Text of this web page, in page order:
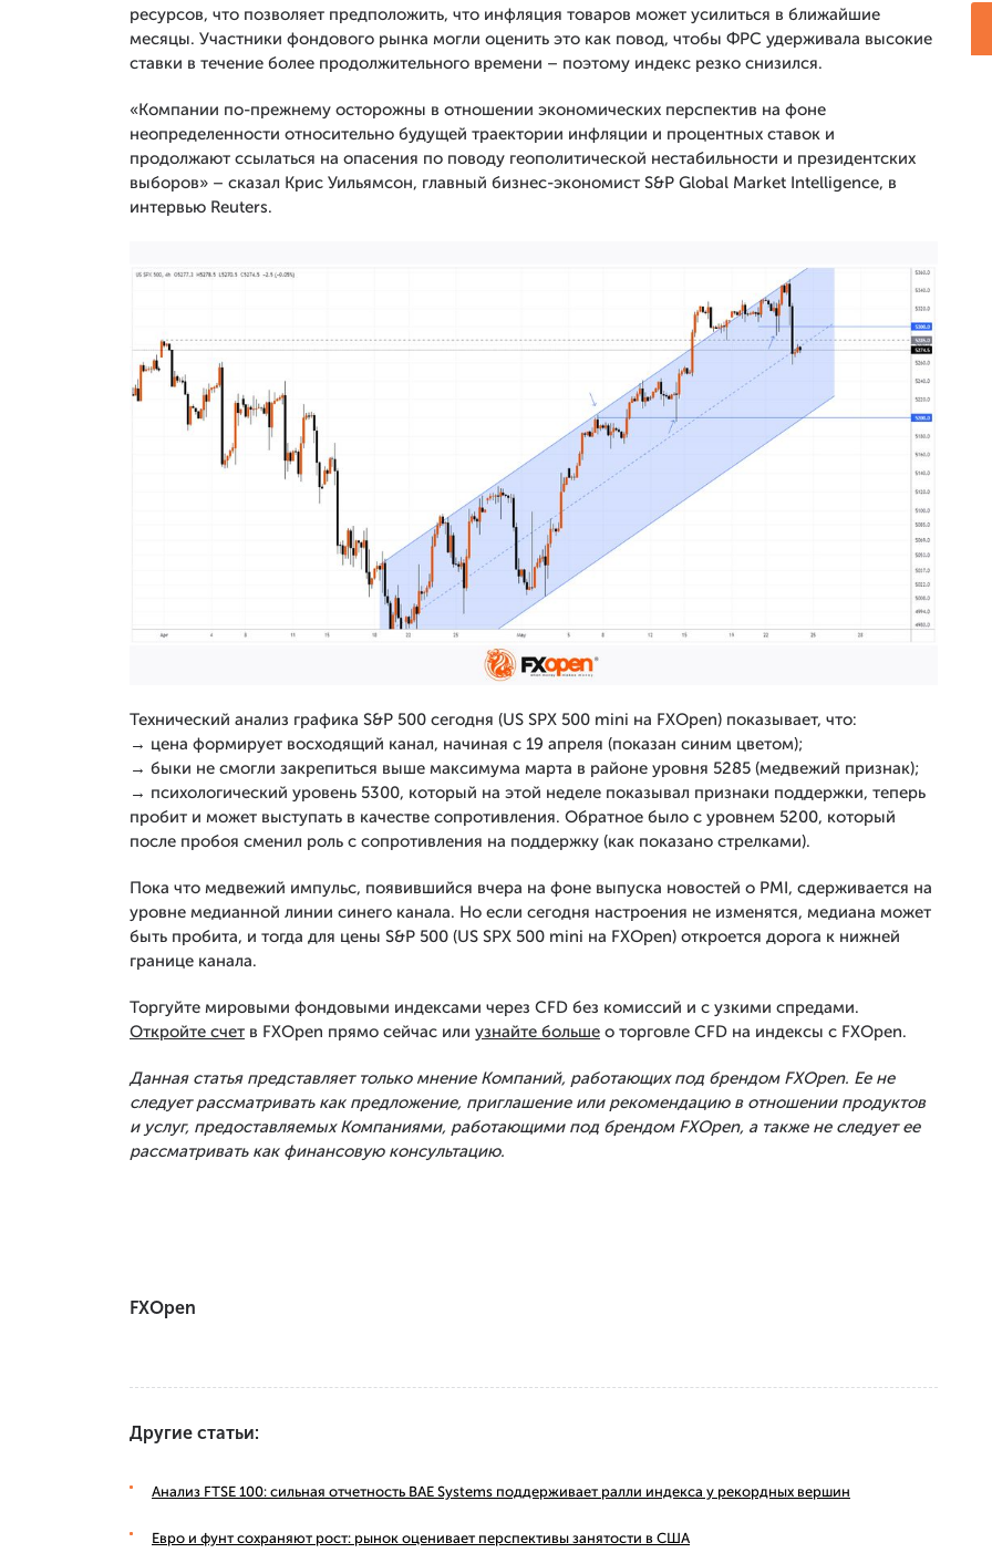
ресурсов, что позволяет предположить, что инфляция товаров может усилиться в ближайшие
месяцы. Участники фондового рынка могли оценить это как повод, чтобы ФРС удерживала высокие
ставки в течение более продолжительного времени – поэтому индекс резко снизился.
«Компании по-прежнему осторожны в отношении экономических перспектив на фоне
неопределенности относительно будущей траектории инфляции и процентных ставок и
продолжают ссылаться на опасения по поводу геополитической нестабильности и президентских
выборов» – сказал Крис Уильямсон, главный бизнес-экономист S&P Global Market Intelligence, в
интервью Reuters.
Технический анализ графика S&P 500 сегодня (US SPX 500 mini на FXOpen) показывает, что:
→ цена формирует восходящий канал, начиная с 19 апреля (показан синим цветом);
→ быки не смогли закрепиться выше максимума марта в районе уровня 5285 (медвежий признак);
→ психологический уровень 5300, который на этой неделе показывал признаки поддержки, теперь
пробит и может выступать в качестве сопротивления. Обратное было с уровнем 5200, который
после пробоя сменил роль с сопротивления на поддержку (как показано стрелками).
Пока что медвежий импульс, появившийся вчера на фоне выпуска новостей о PMI, сдерживается на
уровне медианной линии синего канала. Но если сегодня настроения не изменятся, медиана может
быть пробита, и тогда для цены S&P 500 (US SPX 500 mini на FXOpen) откроется дорога к нижней
границе канала.
Торгуйте мировыми фондовыми индексами через CFD без комиссий и с узкими спредами.
Откройте счет в FXOpen прямо сейчас или узнайте больше о торговле CFD на индексы с FXOpen.
Данная статья представляет только мнение Компаний, работающих под брендом FXOpen. Ее не
следует рассматривать как предложение, приглашение или рекомендацию в отношении продуктов
и услуг, предоставляемых Компаниями, работающими под брендом FXOpen, а также не следует ее
рассматривать как финансовую консультацию.
FXOpen
Другие статьи:
Анализ FTSE 100: сильная отчетность BAE Systems поддерживает ралли индекса у рекордных вершин
Евро и фунт сохраняют рост: рынок оценивает перспективы занятости в США